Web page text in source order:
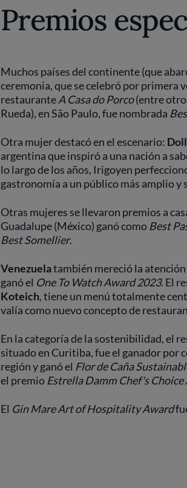
Premios
Muchos países del continente (que
ceremonia, que se celebró por primera
restauranteA Casa do Porco(entre
Rueda), en São Paulo, fue nombrada
Otra mujer destacó en el escenario:
argentina que inspiró a una nación a
lo largo de los años, Irigoyen
gastronomía a un público más amplio y
Otras mujeres se llevaron premios a
Guadalupe (México) ganó como Best
Best Somellier.
Venezuelatambién mereció la
ganó el One To Watch Award 2023. El
Koteich, tiene un menú totalmente
valía como nuevo concepto de
En la categoría de la sostenibilidad, el
situado en Curitiba, fue el ganador por
región y ganó el Flor de Caña
el premio Estrella Damm Chef's Choice
El Gin Mare Art of Hospitality Award